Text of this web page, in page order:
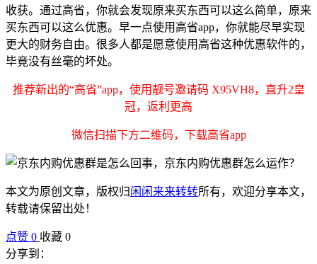
收获。通过高省，你就会发现原来买东西可以这么简单，原来
买东西可以这么优惠。早一点使用高省app，你就能尽早实现
更大的财务自由。很多人都是愿意使用高省这种优惠软件的，
毕竟没有丝毫的坏处。
推荐新出的“高省”app，使用靓号邀请码 X95VH8，直升2皇
冠，返利更高
微信扫描下方二维码，下载高省app
本文为原创文章，版权归闲闲来来转转所有，欢迎分享本文，
转载请保留出处！
点赞 0 收藏 0
分享到：